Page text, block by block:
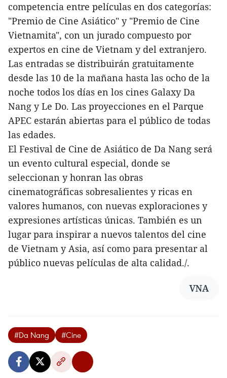
competencia entre películas en dos categorías:
"Premio de Cine Asiático" y "Premio de Cine
Vietnamita", con un jurado compuesto por
expertos en cine de Vietnam y del extranjero.
Las entradas se distribuirán gratuitamente
desde las 10 de la mañana hasta las ocho de la
noche todos los días en los cines Galaxy Da
Nang y Le Do. Las proyecciones en el Parque
APEC estarán abiertas para el público de todas
las edades.
El Festival de Cine de Asiático de Da Nang será
un evento cultural especial, donde se
seleccionan y honran las obras
cinematográficas sobresalientes y ricas en
valores humanos, con nuevas exploraciones y
expresiones artísticas únicas. También es un
lugar para inspirar a nuevos talentos del cine
de Vietnam y Asia, así como para presentar al
público nuevas películas de alta calidad./.
VNA
#Da Nang #Cine